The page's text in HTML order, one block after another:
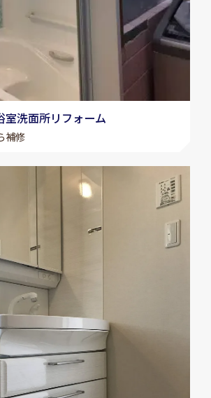
室洗面所リフォーム
補修